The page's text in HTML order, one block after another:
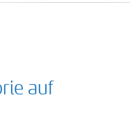
auf